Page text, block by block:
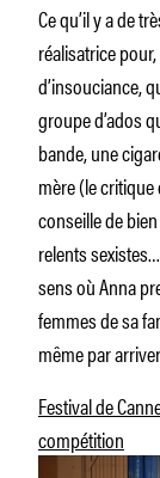
Ce qu’il y a de
réalisatrice
d’insouciance,
groupe d’ados
bande, une
mère (le
conseille de
relents sexistes…
sens où Anna
femmes de sa
même par
Festival de
compétition